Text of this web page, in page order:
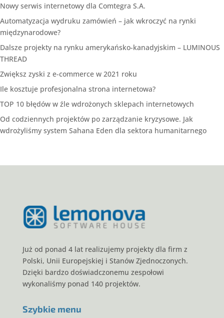
Nowy serwis internetowy dla Comtegra S.A.
Automatyzacja wydruku zamówień – jak wkroczyć na rynki
międzynarodowe?
Dalsze projekty na rynku amerykańsko-kanadyjskim – LUMINOUS
THREAD
Zwiększ zyski z e-commerce w 2021 roku
Ile kosztuje profesjonalna strona internetowa?
TOP 10 błędów w źle wdrożonych sklepach internetowych
Od codziennych projektów po zarządzanie kryzysowe. Jak
wdrożyliśmy system Sahana Eden dla sektora humanitarnego
Już od ponad 4 lat realizujemy projekty dla firm z
Polski, Unii Europejskiej i Stanów Zjednoczonych.
Dzięki bardzo doświadczonemu zespołowi
wykonaliśmy ponad 140 projektów.
Szybkie menu